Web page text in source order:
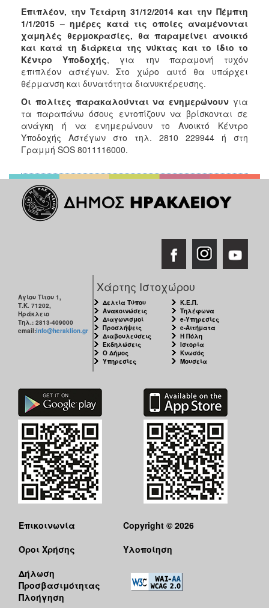
Έλεγχος
Βρεφονηπιακών
Σταθμών
Δημοτικό
Ιατρείο
Ξενώνας
Φιλοξενίας
Γυναικών
Κέντρο
Κοινότητας
Κοινωνικό
Κοινωνικό
Παντοπωλείο
Ισότητα
ΗΡΑΚΛΕΙΟ
ΓΙΑ...
Επιπλέον, την Τετάρτη 31/12/2014 και την Πέμπτη
1/1/2015 – ημέρες κατά τις οποίες αναμένονται
χαμηλές θερμοκρασίες, θα παραμείνει ανοικτό
και κατά τη διάρκεια της νύκτας και το ίδιο το
Κέντρο Υποδοχής, για την παραμονή τυχόν
επιπλέον αστέγων. Στο χώρο αυτό θα υπάρχει
θέρμανση και δυνατότητα διανυκτέρευσης.
Οι πολίτες παρακαλούνται να ενημερώνουν για
τα παραπάνω όσους εντοπίζουν να βρίσκονται σε
ανάγκη ή να ενημερώνουν το Ανοικτό Κέντρο
Υποδοχής Αστέγων στο τηλ. 2810 229944 ή στη
Γραμμή SOS 8011116000.
Αγίου Τίτου 1,
Τ.Κ. 71202,
Ηράκλειο
Τηλ.: 2813-409000
email:info@heraklion.gr
Χάρτης Ιστοχώρου
Δελτία Τύπου
Ανακοινώσεις
Διαγωνισμοί
Προσλήψεις
Διαβουλεύσεις
Εκδηλώσεις
Ο Δήμος
Υπηρεσίες
Κ.Ε.Π.
Τηλέφωνα
e-Υπηρεσίες
e-Αιτήματα
Η Πόλη
Ιστορία
Κνωσός
Μουσεία
Επικοινωνία
Όροι Χρήσης
Δήλωση
Προσβασιμότητας
Πλοήγηση
Copyright © 2026
Υλοποίηση